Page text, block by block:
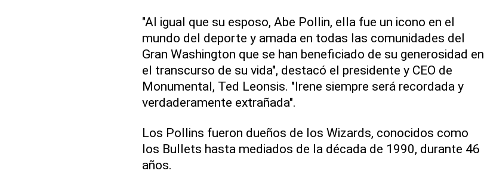
"Al igual que su esposo, Abe Pollin, ella fue un icono en el
mundo del deporte y amada en todas las comunidades del
Gran Washington que se han beneficiado de su generosidad en
el transcurso de su vida", destacó el presidente y CEO de
Monumental, Ted Leonsis. "Irene siempre será recordada y
verdaderamente extrañada".
Los Pollins fueron dueños de los Wizards, conocidos como
los Bullets hasta mediados de la década de 1990, durante 46
años.